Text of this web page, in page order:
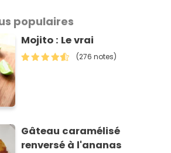
populaires
Mojito : Le vrai
(276 notes)
Gâteau caramélisé
renversé à l'ananas